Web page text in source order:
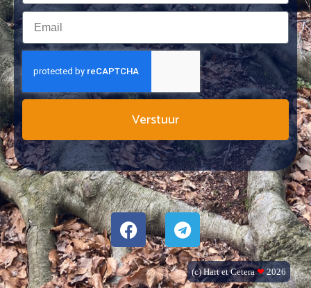
Verstuur
(c) Hart et Cetera❤2026